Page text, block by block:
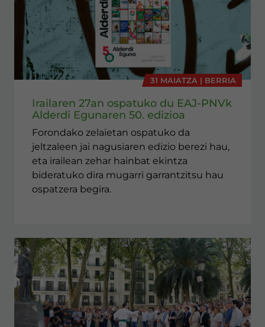
31 MAIATZA | BERRIA
Irailaren 27an ospatuko du EAJ-PNVk
Alderdi Egunaren 50. edizioa
Forondako zelaietan ospatuko da
jeltzaleen jai nagusiaren edizio berezi hau,
eta irailean zehar hainbat ekintza
bideratuko dira mugarri garrantzitsu hau
ospatzera begira.